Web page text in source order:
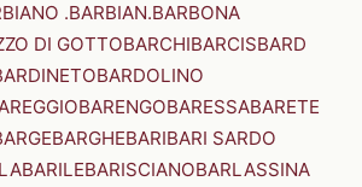
.BARBIAN.BARBONA
DI GOTTOBARCHIBARCISBARD
BARDOLINO
BARENGOBARESSABARETE
BARGHEBARIBARI SARDO
BARILEBARISCIANOBARLASSINA